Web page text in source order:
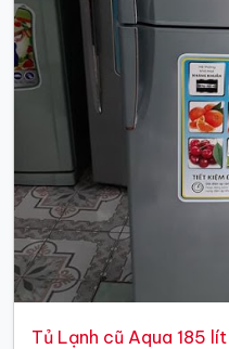
Tủ Lạnh cũ Aqua 185